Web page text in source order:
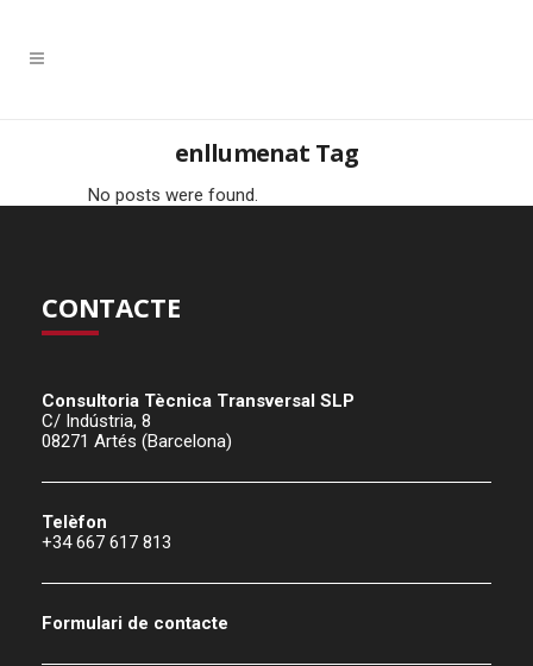
enllumenat Tag
No posts were found.
CONTACTE
Consultoria Tècnica Transversal SLP
C/ Indústria, 8
08271 Artés (Barcelona)
Telèfon
+34 667 617 813
Formulari de contacte